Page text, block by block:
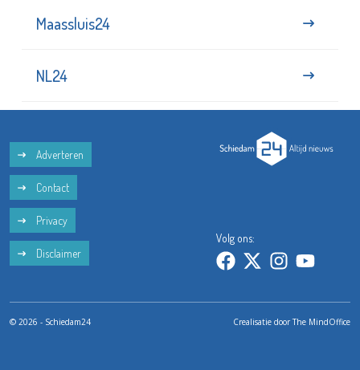
Maassluis24
NL24
Adverteren
Contact
Privacy
Disclaimer
Volg ons:
© 2026 - Schiedam24 Crealisatie doorThe MindOffice